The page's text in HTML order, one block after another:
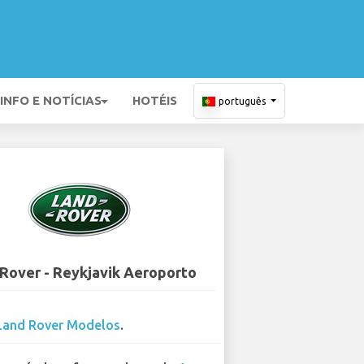
INFO E NOTÍCIAS HOTÉIS português
- Reykjavik Aeroporto
Rover Modelos.